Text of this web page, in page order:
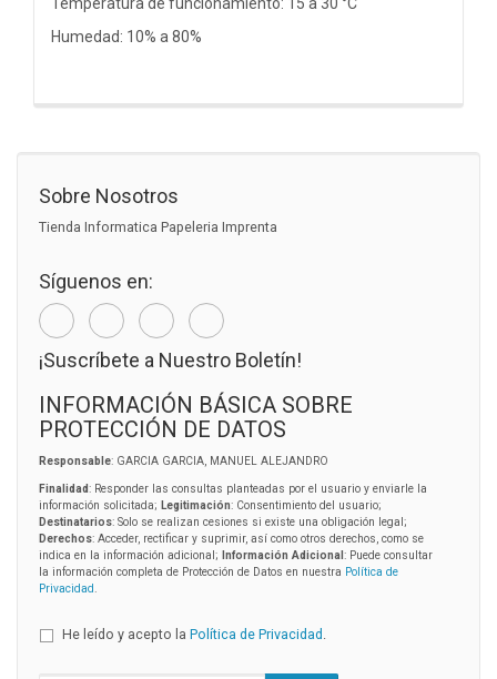
Humedad: 10% a 80%
Sobre Nosotros
Tienda Informatica Papeleria Imprenta
Síguenos en:
¡Suscríbete a Nuestro Boletín!
INFORMACIÓN BÁSICA SOBRE
PROTECCIÓN DE DATOS
Responsable: GARCIA GARCIA, MANUEL ALEJANDRO
Finalidad: Responder las consultas planteadas por el usuario y enviarle la
información solicitada; Legitimación: Consentimiento del usuario;
Destinatarios: Solo se realizan cesiones si existe una obligación legal;
Derechos: Acceder, rectificar y suprimir, así como otros derechos, como se
indica en la información adicional;
Información Adicional : Puede consultar
la información completa de Protección de Datos en nuestra Política de
Privacidad
He leído y acepto la Política de Privacidad